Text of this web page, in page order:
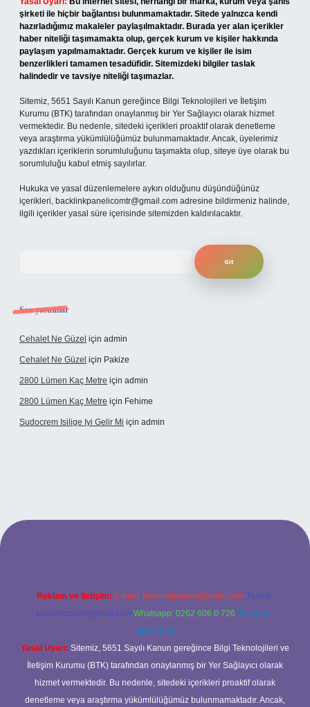
şirketi ile hiçbir bağlantısı bulunmamaktadır. Sitede yalnızca kendi
hazırladığımız makaleler paylaşılmaktadır. Burada yer alan içerikler
haber niteliği taşımamakta olup, gerçek kurum ve kişiler hakkında
paylaşım yapılmamaktadır. Gerçek kurum ve kişiler ile isim
benzerlikleri tamamen tesadüfidir. Sitemizdeki bilgiler taslak
halindedir ve tavsiye niteliği taşımazlar.
Sitemiz, 5651 Sayılı Kanun gereğince Bilgi Teknolojileri ve İletişim
Kurumu (BTK) tarafından onaylanmış bir Yer Sağlayıcı olarak hizmet
vermektedir. Bu nedenle, sitedeki içerikleri proaktif olarak denetleme
veya araştırma yükümlülüğümüz bulunmamaktadır. Ancak, üyelerimiz
yazdıkları içeriklerin sorumluluğunu taşımakta olup, siteye üye olarak bu
sorumluluğu kabul etmiş sayılırlar.
Hukuka ve yasal düzenlemelere aykırı olduğunu düşündüğünüz
içerikleri, backlinkpanelicomtr@gmail.com adresine bildirmeniz halinde,
ilgili içerikler yasal süre içerisinde sitemizden kaldırılacaktır.
Son yorumlar
Cehalet Ne Güzel için admin
Cehalet Ne Güzel için Pakize
2800 Lümen Kaç Metre için admin
2800 Lümen Kaç Metre için Fehime
Sudocrem Isilige Iyi Gelir Mi için admin
opera bet giriş
Reklam ve İletişim: E-mail: backlinkpaneli@gmail.com Teams:
forumhizmeti@gmail.com Whatsapp: 0262 606 0 726 Telegram:
@karabul
Yasal Uyarı: Sitemiz, 5651 Sayılı Kanun gereğince Bilgi Teknolojileri ve
İletişim Kurumu (BTK) tarafından onaylanmış bir Yer Sağlayıcı olarak
hizmet vermektedir. Bu nedenle, sitedeki içerikleri proaktif olarak
denetleme veya araştırma yükümlülüğümüz bulunmamaktadır. Ancak,